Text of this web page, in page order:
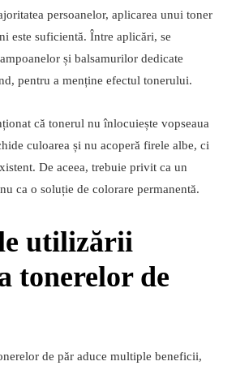
persoanelor, aplicarea unui toner
este suficientă. Între aplicări, se
și balsamurilor dedicate
pentru a menține efectul tonerului.
că tonerul nu înlocuiește vopseaua
culoarea și nu acoperă firele albe, ci
De aceea, trebuie privit ca un
ca o soluție de colorare permanentă.
utilizării
tonerelor de
de păr aduce multiple beneficii,